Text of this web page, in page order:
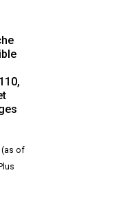
(as of